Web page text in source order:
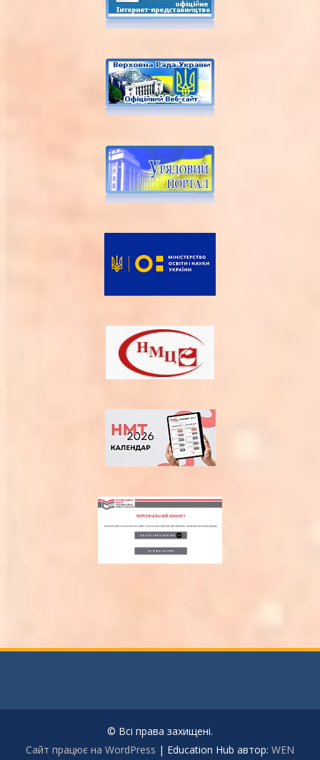
© Всі права захищені.
Сайт працює на WordPress | Education Hub автор: WEN